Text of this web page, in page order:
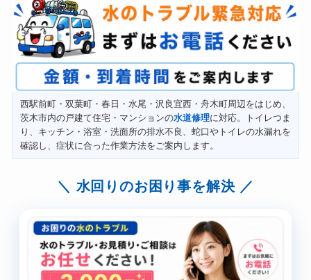
西駅前町・双葉町・春日・水尾・沢良宜西・舟木町周辺をはじめ、
茨木市内の戸建て住宅・マンションの水道修理に対応。トイレつま
り、キッチン・浴室・洗面所の排水不良、蛇口やトイレの水漏れを
確認し、症状に合った作業方法をご案内します。
水回りのお困り事を解決